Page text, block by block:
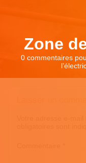
Zone
0 commentaires